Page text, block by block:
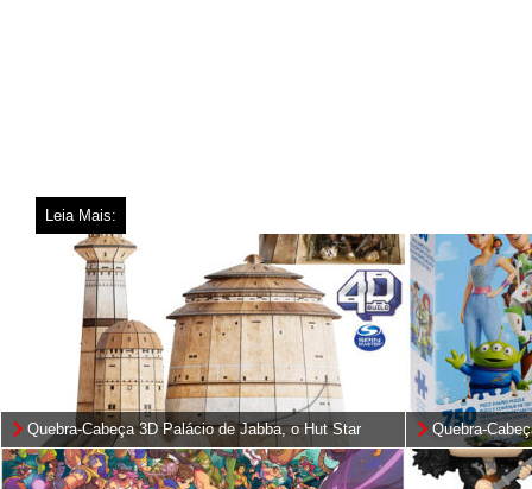
Leia Mais:
Quebra-Cabeça 3D Palácio de Jabba, o Hut Star
Wars 4D Build
Quebra-